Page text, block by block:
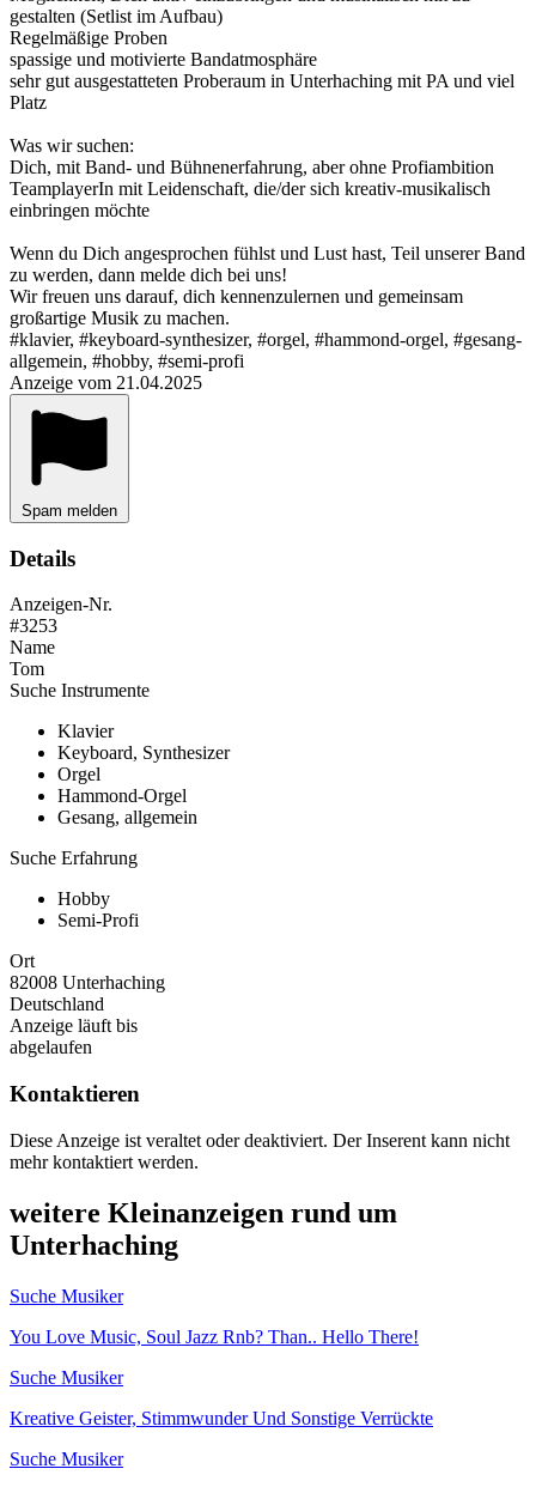
gestalten (Setlist im Aufbau)
Regelmäßige Proben
spassige und motivierte Bandatmosphäre
sehr gut ausgestatteten Proberaum in Unterhaching mit PA und viel
Platz
Was wir suchen:
Dich, mit Band- und Bühnenerfahrung, aber ohne Profiambition
TeamplayerIn mit Leidenschaft, die/der sich kreativ-musikalisch
einbringen möchte
Wenn du Dich angesprochen fühlst und Lust hast, Teil unserer Band
zu werden, dann melde dich bei uns!
Wir freuen uns darauf, dich kennenzulernen und gemeinsam
großartige Musik zu machen.
#klavier, #keyboard-synthesizer, #orgel, #hammond-orgel, #gesang-
allgemein, #hobby, #semi-profi
Anzeige vom 21.04.2025
Spam melden
Details
Anzeigen-Nr.
#3253
Name
Tom
Suche Instrumente
Klavier
Keyboard, Synthesizer
Orgel
Hammond-Orgel
Gesang, allgemein
Suche Erfahrung
Hobby
Semi-Profi
Ort
82008 Unterhaching
Deutschland
Anzeige läuft bis
abgelaufen
Kontaktieren
Diese Anzeige ist veraltet oder deaktiviert. Der Inserent kann nicht
mehr kontaktiert werden.
weitere Kleinanzeigen rund um
Unterhaching
Suche Musiker
You Love Music, Soul Jazz Rnb? Than.. Hello There!
Suche Musiker
Kreative Geister, Stimmwunder Und Sonstige Verrückte
Suche Musiker